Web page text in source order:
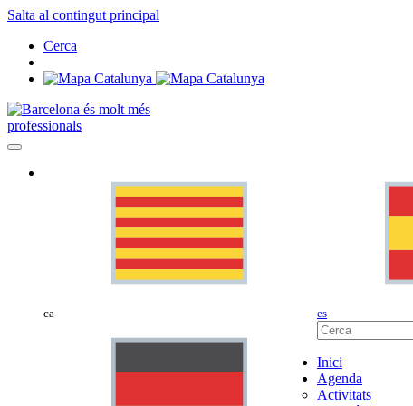
Salta al contingut principal
Cerca
professionals
ca es
Inici
Agenda
Activitats